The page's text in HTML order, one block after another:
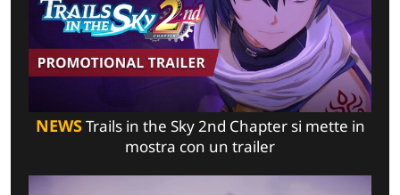
NEWSTrails in the Sky 2nd Chapter si mette in
mostra con un trailer